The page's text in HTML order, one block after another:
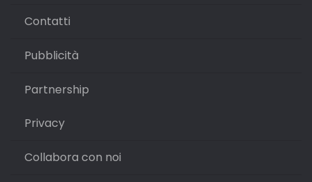
Contatti
Pubblicità
Partnership
Privacy
Collabora con noi